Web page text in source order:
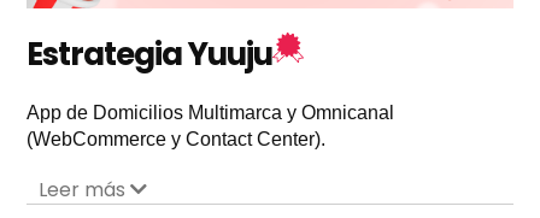
Estrategia Yuuju
App de Domicilios Multimarca y Omnicanal
(WebCommerce y Contact Center).
Leer más